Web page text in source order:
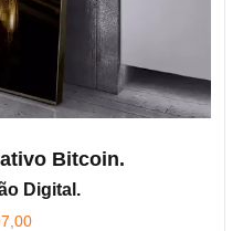
Bitcoin.
Digital.